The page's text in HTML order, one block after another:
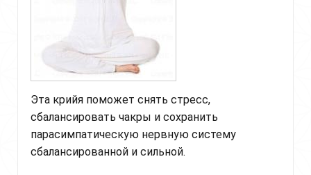
Эта крийя поможет снять стресс,
сбалансировать чакры и сохранить
парасимпатическую нервную систему
сбалансированной и сильной.